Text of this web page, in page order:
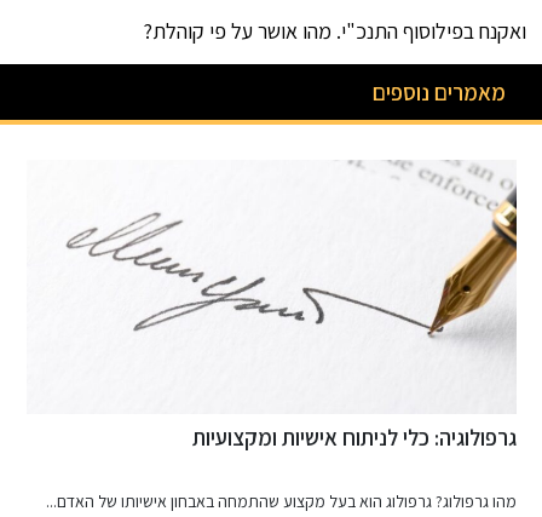
ואקנח בפילוסוף התנכ"י. מהו אושר על פי קוהלת?
מאמרים נוספים
גרפולוגיה: כלי לניתוח אישיות ומקצועיות
מהו גרפולוג? גרפולוג הוא בעל מקצוע שהתמחה באבחון אישיותו של האדם...